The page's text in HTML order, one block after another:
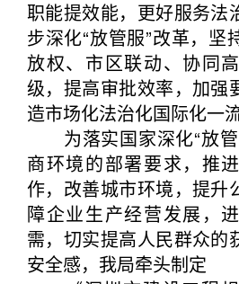
职能提效能，更好服务法
步深化“放管服”改革，坚
放权、市区联动、协同
级，提高审批效率，加强
造市场化法治化国际化一
为落实国家深化“放管
商环境的部署要求，推
作，改善城市环境，提升
障企业生产经营发展，
需，切实提高人民群众的
安全感，我局牵头制定